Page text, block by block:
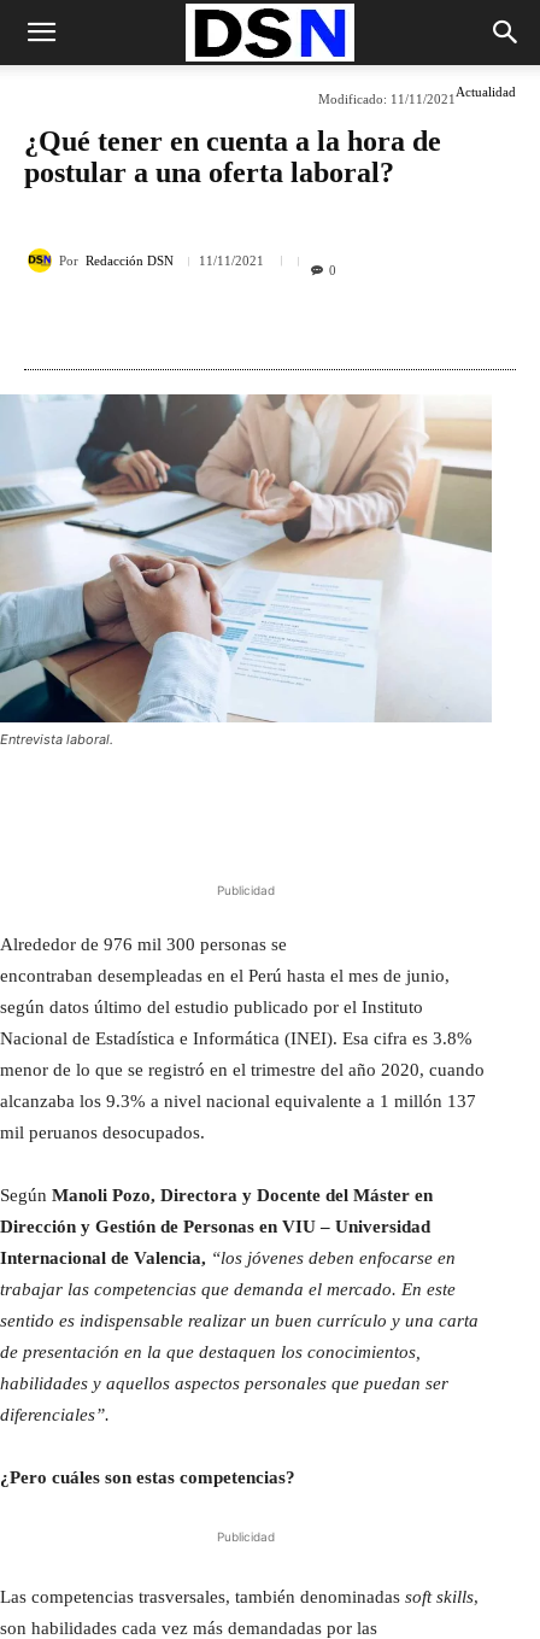
Actualidad
Modificado: 11/11/2021
¿Qué tener en cuenta a la hora de
postular a una oferta laboral?
Por Redacción DSN 11/11/2021
0
Entrevista laboral.
Publicidad
Alrededor de 976 mil 300 personas se
encontraban desempleadas en el Perú hasta el mes de junio,
según datos último del estudio publicado por el Instituto
Nacional de Estadística e Informática (INEI). Esa cifra es 3.8%
menor de lo que se registró en el trimestre del año 2020, cuando
alcanzaba los 9.3% a nivel nacional equivalente a 1 millón 137
mil peruanos desocupados.
Según Manoli Pozo, Directora y Docente del Máster en
Dirección y Gestión de Personas en VIU – Universidad
Internacional de Valencia, “los jóvenes deben enfocarse en
trabajar las competencias que demanda el mercado. En este
sentido es indispensable realizar un buen currículo y una carta
de presentación en la que destaquen los conocimientos,
habilidades y aquellos aspectos personales que puedan ser
diferenciales”.
¿Pero cuáles son estas competencias?
Publicidad
Las competencias trasversales, también denominadas soft skills,
son habilidades cada vez más demandadas por las